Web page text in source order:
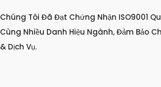
Chúng Tôi Đã Đạt Chứng Nhận ISO9001
Cùng Nhiều Danh Hiệu Ngành, Đảm Bảo
& Dịch Vụ.